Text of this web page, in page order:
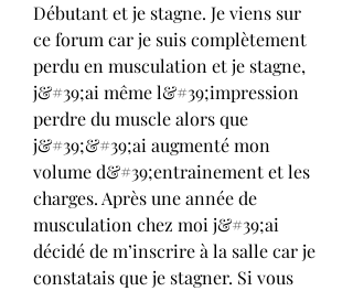
Débutant et je stagne. Je viens sur
ce forum car je suis complètement
perdu en musculation et je stagne,
j&#39;ai même l&#39;impression
perdre du muscle alors que
j&#39;&#39;ai augmenté mon
volume d&#39;entrainement et les
charges. Après une année de
musculation chez moi j&#39;ai
décidé de m’inscrire à la salle car je
constatais que je stagner. Si vous